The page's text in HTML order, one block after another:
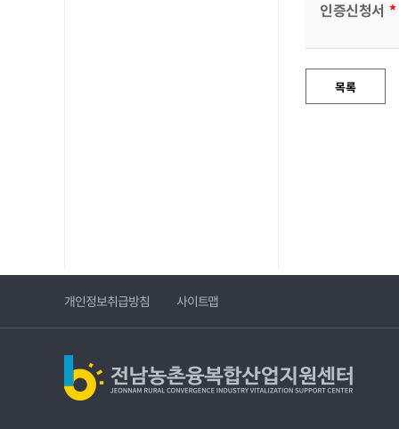
인증신청서 *
개인정보취급방침 사이트맵